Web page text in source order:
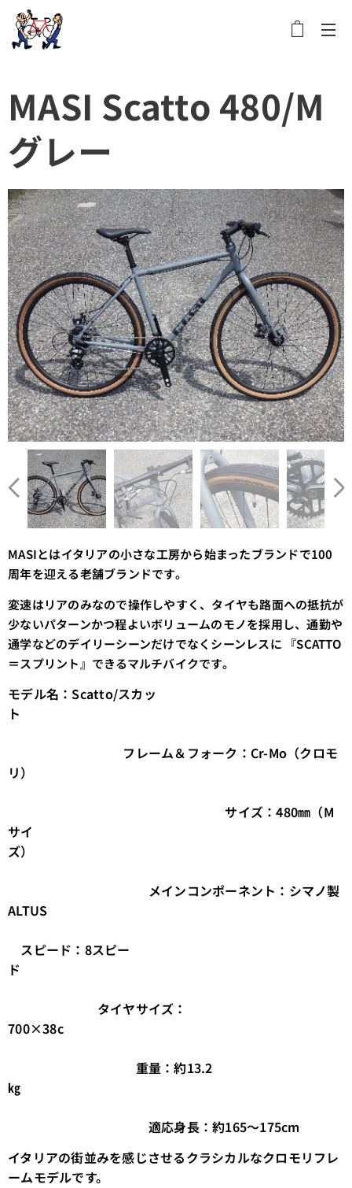
MASI Scatto 480/M
グレー
MASIとはイタリアの小さな工房から始まったブランドで100
周年を迎える老舗ブランドです。
変速はリアのみなので操作しやすく、タイヤも路面への抵抗が
少ないパターンかつ程よいボリュームのモノを採用し、通勤や
通学などのデイリーシーンだけでなくシーンレスに 『SCATTO
＝スプリント』できるマルチバイクです。
モデル名：Scatto/スカッ
ト
フレーム＆フォーク：Cr-Mo（クロモ
リ）
サイズ：480㎜（M
サイ
ズ）
メインコンポーネント：シマノ製
ALTUS
スピード：8スピー
ド
タイヤサイズ：
700×38c
重量：約13.2
㎏
適応身長：約165～175cm
イタリアの街並みを感じさせるクラシカルなクロモリフレ
ームモデルです。